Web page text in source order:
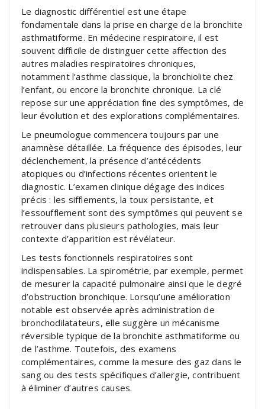
Le diagnostic différentiel est une étape
fondamentale dans la prise en charge de la bronchite
asthmatiforme. En médecine respiratoire, il est
souvent difficile de distinguer cette affection des
autres maladies respiratoires chroniques,
notamment l’asthme classique, la bronchiolite chez
l’enfant, ou encore la bronchite chronique. La clé
repose sur une appréciation fine des symptômes, de
leur évolution et des explorations complémentaires.
Le pneumologue commencera toujours par une
anamnèse détaillée. La fréquence des épisodes, leur
déclenchement, la présence d’antécédents
atopiques ou d’infections récentes orientent le
diagnostic. L’examen clinique dégage des indices
précis : les sifflements, la toux persistante, et
l’essoufflement sont des symptômes qui peuvent se
retrouver dans plusieurs pathologies, mais leur
contexte d’apparition est révélateur.
Les tests fonctionnels respiratoires sont
indispensables. La spirométrie, par exemple, permet
de mesurer la capacité pulmonaire ainsi que le degré
d’obstruction bronchique. Lorsqu’une amélioration
notable est observée après administration de
bronchodilatateurs, elle suggère un mécanisme
réversible typique de la bronchite asthmatiforme ou
de l’asthme. Toutefois, des examens
complémentaires, comme la mesure des gaz dans le
sang ou des tests spécifiques d’allergie, contribuent
à éliminer d’autres causes.